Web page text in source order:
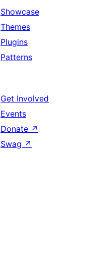
Showcase
Themes
Plugins
Patterns
Get Involved
Events
Donate ↗
Swag ↗